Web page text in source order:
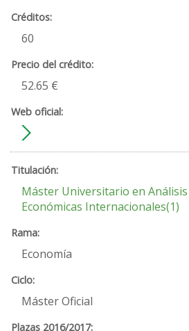
60
52.65 €
Máster Universitario en Análisis
Económicas Internacionales(1)
Economía
Máster Oficial